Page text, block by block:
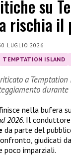
su
rischia il
LUGLIO 2026
TEMPTATION ISLAND
a
durante
nella bufera
2026. Il
da parte del
giudicati
poco imparziali.